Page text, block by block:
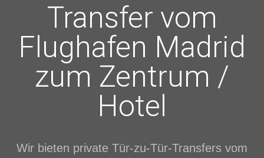
Transfer vom
Flughafen Madrid
zum Zentrum /
Hotel
Wir bieten private Tür-zu-Tür-Transfers vom